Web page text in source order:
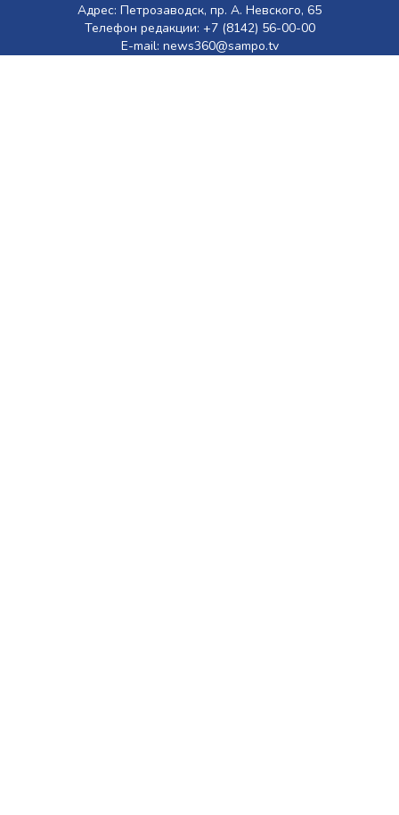
Адрес: Петрозаводск, пр. А. Невского, 65
Телефон редакции: +7 (8142) 56-00-00
E-mail: news360@sampo.tv